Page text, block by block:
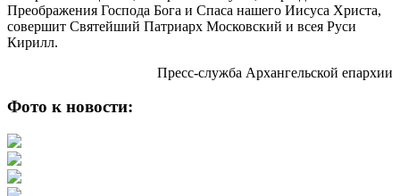
Преображения Господа Бога и Спаса нашего Иисуса Христа,
совершит Святейший Патриарх Московский и всея Руси
Кирилл.
Пресс-служба Архангельской епархии
Фото к новости: